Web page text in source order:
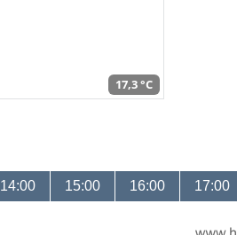
17,3 °C
14:00 15:00 16:00 17:00